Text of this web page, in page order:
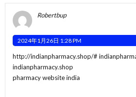
Robertbup
2024年1月26日 1:28 PM
http://indianpharmacy.shop/#
indianpharmacy.shop
pharmacy website india